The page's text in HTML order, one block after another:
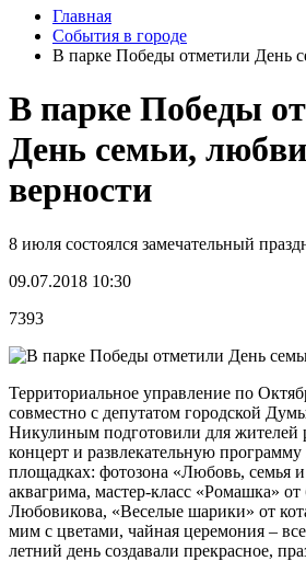
Главная
События в городе
В парке Победы отметили День
В парке Победы
День семьи,
верности
8 июля состоялся замечательный
09.07.2018 10:30
7393
Территориальное управление по
совместно с депутатом городской
Никулиным подготовили для жителей
концерт и развлекательную
площадках: фотозона «Любовь, семья и
аквагрима, мастер-класс «Ромашка»
Любовикова, «Веселые шарики» от
мим с цветами, чайная церемония –
летний день создавали прекрасное,